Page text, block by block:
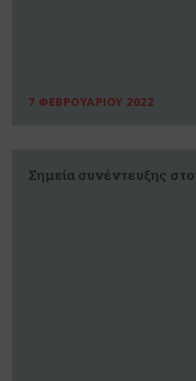
7 ΦΕΒΡΟΥΑΡΙΟΥ 2022
Σημεία συνέντευξης